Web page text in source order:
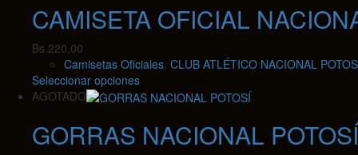
la
producto
múltiples
variantes.
opciones
pueden
elegir
CAMISETA OFICIAL
Bs. 220,00
Camisetas Oficiales CLUB ATLÉTICO NACIONAL
Seleccionar opcionesEste
producto
múltiples
variantes.
AGOTADO
GORRAS NACIONAL POTOSÍ